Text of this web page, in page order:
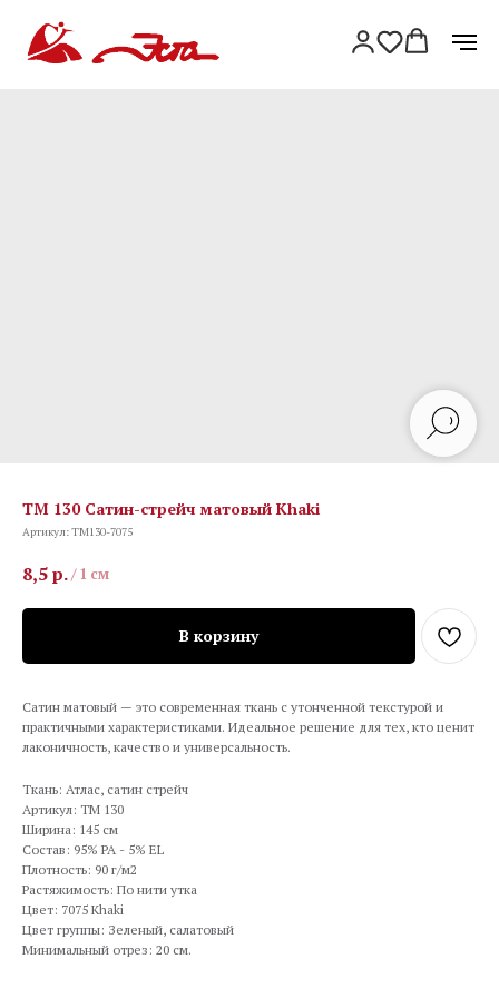
TM 130 Сатин-стрейч матовый Khaki
Артикул:TM130-7075
8,5р./ 1 см
В корзину
Сатин матовый — это современная ткань с утонченной текстурой и
практичными характеристиками. Идеальное решение для тех, кто ценит
лаконичность, качество и универсальность.
Ткань: Атлас, сатин стрейч
Артикул: TM 130
Ширина: 145 см
Состав: 95% PA - 5% EL
Плотность: 90 г/м2
Растяжимость: По нити утка
Цвет: 7075 Khaki
Цвет группы: Зеленый, салатовый
Минимальный отрез: 20 см.